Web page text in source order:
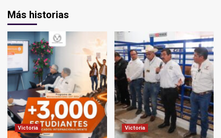
Más historias
Victoria Victoria